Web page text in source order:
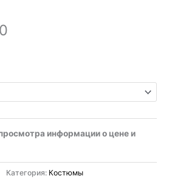
информации о цене и
Категория: Костюмы